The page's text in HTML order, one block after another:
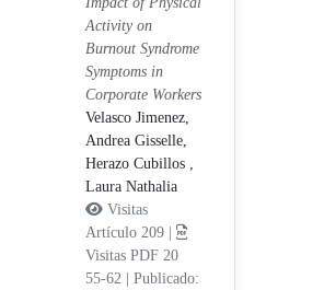
Activity on
Burnout Syndrome
Symptoms in
Corporate Workers
Velasco Jimenez,
Andrea Gisselle,
Herazo Cubillos ,
Laura Nathalia
Visitas
Artículo 209 |
Visitas PDF 20
55-62
Publicado: